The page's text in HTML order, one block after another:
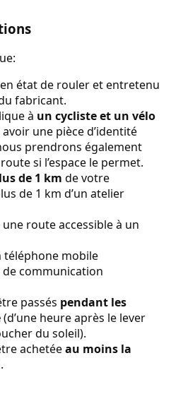
état de rouler et entretenu
fabricant.
à un cycliste et un vélo
avoir une pièce d’identité
prendrons également
si l’espace le permet.
de 1 km de votre
de 1 km d’un atelier
route accessible à un
téléphone mobile
communication
passés pendant les
(d’une heure après le lever
du soleil).
achetéeau moins la